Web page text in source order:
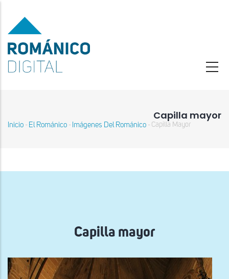
contenido
principal
Capilla mayor
Sobrescribir
navegación
Inicio - El Románico - Imágenes Del Románico - Capilla Mayor
Capilla mayor